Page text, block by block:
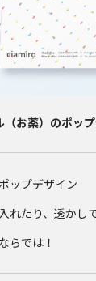
）
（お薬）のポッ
ップデザイン
れたり、透かし
らでは！